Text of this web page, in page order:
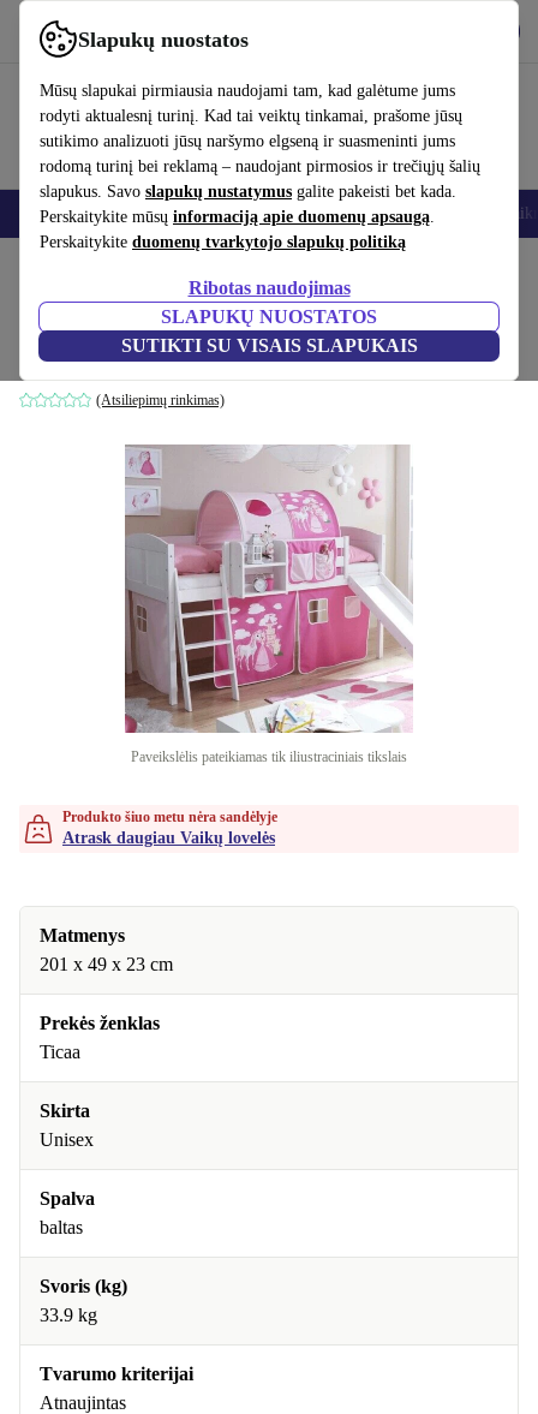
Slapukų nuostatos
Mūsų slapukai pirmiausia naudojami tam, kad galėtume jums
rodyti aktualesnį turinį. Kad tai veiktų tinkamai, prašome jūsų
sutikimo analizuoti jūsų naršymo elgseną ir suasmeninti jums
rodomą turinį bei reklamą – naudojant pirmosios ir trečiųjų šalių
slapukus. Savo slapukų nustatymus galite pakeisti bet kada.
Perskaitykite mūsų informaciją apie duomenų apsaugą.
Perskaitykite duomenų tvarkytojo slapukų politiką
Ribotas naudojimas
SLAPUKŲ NUOSTATOS
SUTIKTI SU VISAIS SLAPUKAIS
Naudok refurbed greitai ir paprastai
Išmanieji telefonai Nešiojamieji kompiuteriai Planšetės Išmanieji
Ticaa lova su čiuožykla Ekki Country
baltas
(Atsiliepimų rinkimas)
Paveikslėlis pateikiamas tik iliustraciniais tikslais
Produkto šiuo metu nėra sandėlyje
Atrask daugiau Vaikų lovelės
Matmenys
201 x 49 x 23 cm
Prekės ženklas
Ticaa
Skirta
Unisex
Spalva
baltas
Svoris (kg)
33.9 kg
Tvarumo kriterijai
Atnaujintas